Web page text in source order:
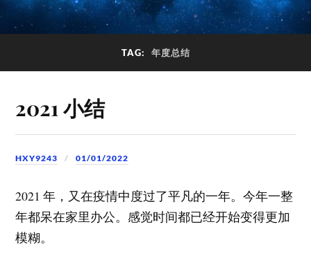
TAG: 年度总结
2021 小结
HXY9243 01/01/2022
2021 年，又在疫情中度过了平凡的一年。今年一整
年都呆在家里办公。感觉时间都已经开始变得更加
模糊。